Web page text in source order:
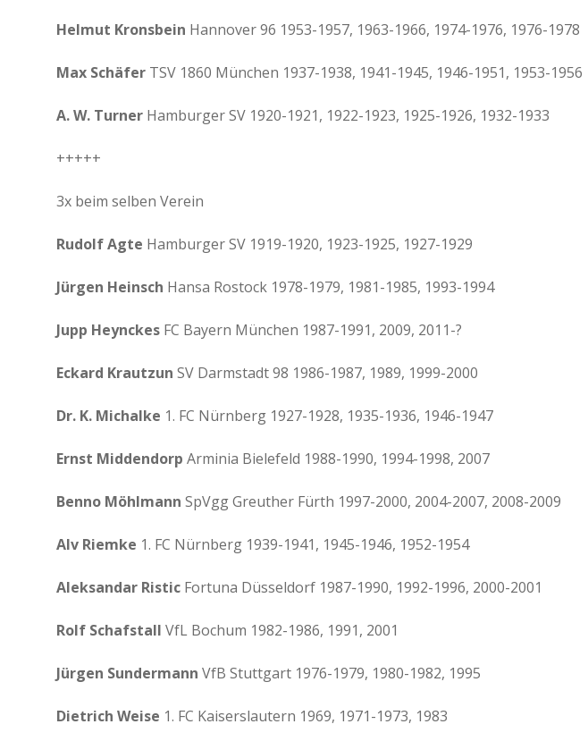
Helmut Kronsbein Hannover 96 1953-1957, 1963-1966, 1974-1976, 1976-1978
Max Schäfer TSV 1860 München 1937-1938, 1941-1945, 1946-1951, 1953-1956
A. W. Turner Hamburger SV 1920-1921, 1922-1923, 1925-1926, 1932-1933
+++++
3x beim selben Verein
Rudolf Agte Hamburger SV 1919-1920, 1923-1925, 1927-1929
Jürgen Heinsch Hansa Rostock 1978-1979, 1981-1985, 1993-1994
Jupp Heynckes FC Bayern München 1987-1991, 2009, 2011-?
Eckard Krautzun SV Darmstadt 98 1986-1987, 1989, 1999-2000
Dr. K. Michalke 1. FC Nürnberg 1927-1928, 1935-1936, 1946-1947
Ernst Middendorp Arminia Bielefeld 1988-1990, 1994-1998, 2007
Benno Möhlmann SpVgg Greuther Fürth 1997-2000, 2004-2007, 2008-2009
Alv Riemke 1. FC Nürnberg 1939-1941, 1945-1946, 1952-1954
Aleksandar Ristic Fortuna Düsseldorf 1987-1990, 1992-1996, 2000-2001
Rolf Schafstall VfL Bochum 1982-1986, 1991, 2001
Jürgen Sundermann VfB Stuttgart 1976-1979, 1980-1982, 1995
Dietrich Weise 1. FC Kaiserslautern 1969, 1971-1973, 1983